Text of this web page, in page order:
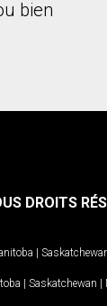
bien
DROITS
|
| Saskatchewan |